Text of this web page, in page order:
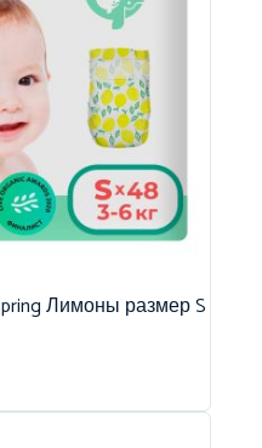
Лимоны размер S